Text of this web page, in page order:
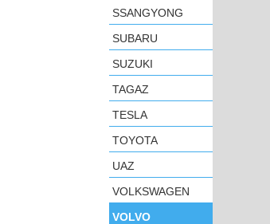
SSANGYONG
SUBARU
SUZUKI
TAGAZ
TESLA
TOYOTA
UAZ
VOLKSWAGEN
VOLVO